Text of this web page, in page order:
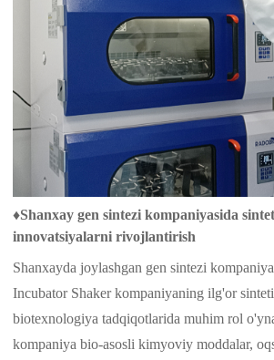
♦Shanxay gen sintezi kompaniyasida
innovatsiyalarni rivojlantirish
Shanxayda joylashgan gen sintezi
Incubator Shaker kompaniyaning ilg'or
biotexnologiya tadqiqotlarida muhim rol
kompaniya bio-asosli kimyoviy moddalar,